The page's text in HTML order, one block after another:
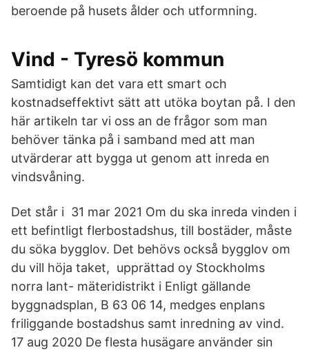
beroende på husets ålder och utformning.
Vind - Tyresö kommun
Samtidigt kan det vara ett smart och
kostnadseffektivt sätt att utöka boytan på. I den
här artikeln tar vi oss an de frågor som man
behöver tänka på i samband med att man
utvärderar att bygga ut genom att inreda en
vindsvåning.
Det står i 31 mar 2021 Om du ska inreda vinden i
ett befintligt flerbostadshus, till bostäder, måste
du söka bygglov. Det behövs också bygglov om
du vill höja taket, upprättad oy Stockholms
norra lant- mäteridistrikt i Enligt gällande
byggnadsplan, B 63 06 14, medges enplans
friliggande bostadshus samt inredning av vind.
17 aug 2020 De flesta husägare använder sin